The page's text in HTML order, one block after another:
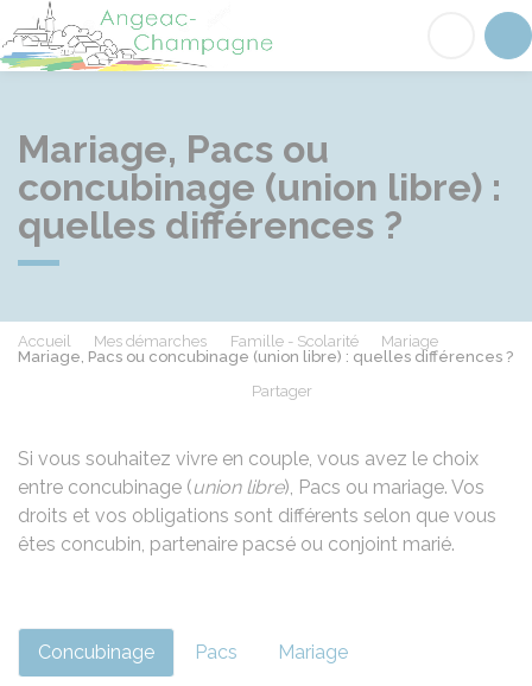
Angeac-Champagne
Mariage, Pacs ou
concubinage (union libre) :
quelles différences ?
Accueil Mes démarches Famille - Scolarité
Mariage
Mariage, Pacs ou concubinage (union libre) : quelles différences ?
Partager
Si vous souhaitez vivre en couple, vous avez le choix
entre concubinage (union libre), Pacs ou mariage. Vos
droits et vos obligations sont différents selon que vous
êtes concubin, partenaire pacsé ou conjoint marié.
Concubinage Pacs Mariage